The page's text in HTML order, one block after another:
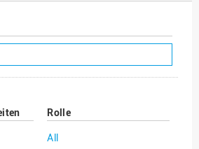
Rolle
All